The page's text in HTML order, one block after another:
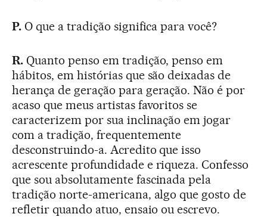
P. O que a tradição significa para você?
R.Quanto penso em tradição, penso em
hábitos, em histórias que são deixadas de
herança de geração para geração. Não é por
acaso que meus artistas favoritos se
caracterizem por sua inclinação em jogar
com a tradição, frequentemente
desconstruindo-a. Acredito que isso
acrescente profundidade e riqueza. Confesso
que sou absolutamente fascinada pela
tradição norte-americana, algo que gosto de
refletir quando atuo, ensaio ou escrevo.